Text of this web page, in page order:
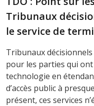
Tribunaux
le service de
Tribunaux décisionnels
pour les parties qui ont
technologie en
d’accès public à
présent, ces services